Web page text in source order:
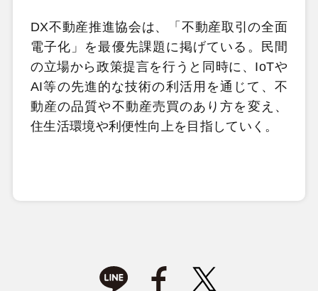
DX不動産推進協会は、「不動産取引の全面
電子化」を最優先課題に掲げている。民間
の立場から政策提言を行うと同時に、IoTや
AI等の先進的な技術の利活用を通じて、不
動産の品質や不動産売買のあり方を変え、
住生活環境や利便性向上を目指していく。